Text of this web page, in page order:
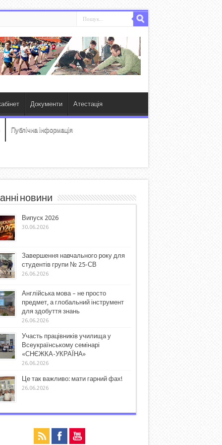
Документи Атестація
Публічна інформація
новини
Випуск 2026
30.06.2026
Завершення навчального року для
студентів групи № 25-СВ
26.06.2026
Англійська мова – не просто
предмет, а глобальний інструмент
для здобуття знань
26.06.2026
Участь працівників училища у
Всеукраїнському семінарі
«СНЄЖКА-УКРАЇНА»
26.06.2026
Це так важливо: мати гарний фах!
26.06.2026